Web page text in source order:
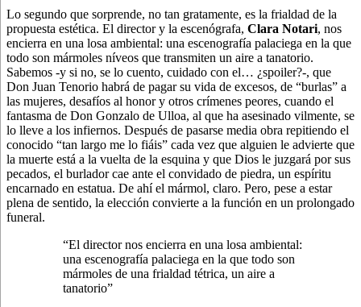
Lo segundo que sorprende, no tan gratamente, es la frialdad de la
propuesta estética. El director y la escenógrafa, Clara Notari, nos
encierra en una losa ambiental: una escenografía palaciega en la que
todo son mármoles níveos que transmiten un aire a tanatorio.
Sabemos -y si no, se lo cuento, cuidado con el… ¿spoiler?-, que
Don Juan Tenorio habrá de pagar su vida de excesos, de “burlas” a
las mujeres, desafíos al honor y otros crímenes peores, cuando el
fantasma de Don Gonzalo de Ulloa, al que ha asesinado vilmente, se
lo lleve a los infiernos. Después de pasarse media obra repitiendo el
conocido “tan largo me lo fiáis” cada vez que alguien le advierte que
la muerte está a la vuelta de la esquina y que Dios le juzgará por sus
pecados, el burlador cae ante el convidado de piedra, un espíritu
encarnado en estatua. De ahí el mármol, claro. Pero, pese a estar
plena de sentido, la elección convierte a la función en un prolongado
funeral.
“El director nos encierra en una losa ambiental:
una escenografía palaciega en la que todo son
mármoles de una frialdad tétrica, un aire a
tanatorio”